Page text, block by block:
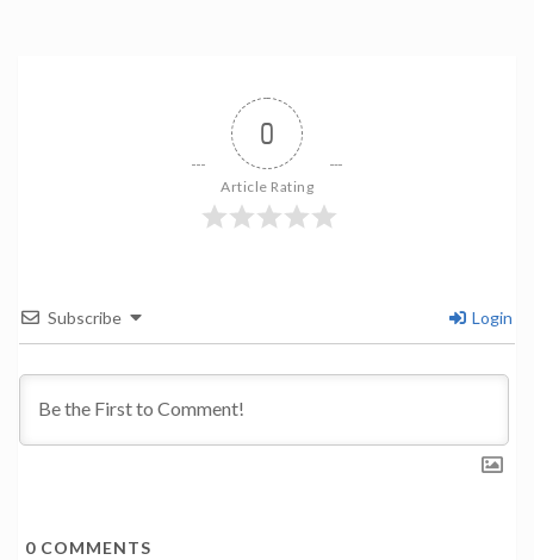
0
Article Rating
Subscribe Login
0 COMMENTS